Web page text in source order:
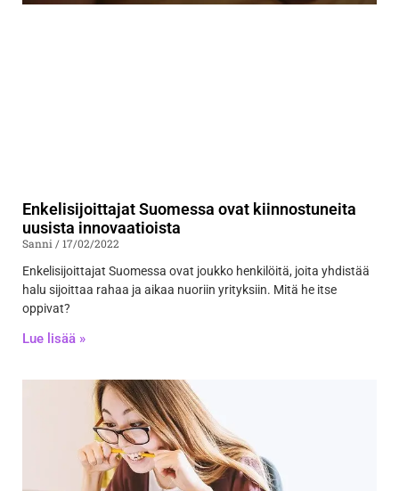
Enkelisijoittajat Suomessa ovat kiinnostuneita
uusista innovaatioista
Sanni
17/02/2022
Enkelisijoittajat Suomessa ovat joukko henkilöitä, joita yhdistää
halu sijoittaa rahaa ja aikaa nuoriin yrityksiin. Mitä he itse
oppivat?
Lue lisää »